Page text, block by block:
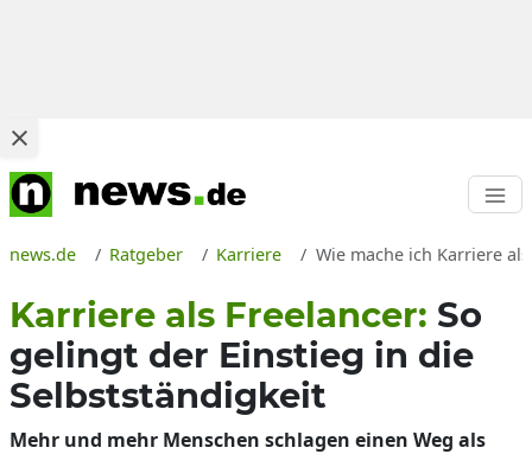
news.de Ratgeber Karriere Wie mache ich Karriere
Karriere als Freelancer: So
gelingt der Einstieg in die
Selbstständigkeit
Mehr und mehr Menschen schlagen einen Weg als